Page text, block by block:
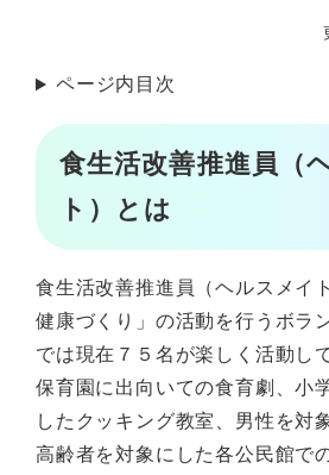
ページ内目次
食生活改善推進員（
ト）とは
食生活改善推進員（ヘルスメイ
健康づくり」の活動を行うボラ
では現在７５名が楽しく活動し
保育園に出向いての食育劇、小
したクッキング教室、男性を対
高齢者を対象にした各公民館で